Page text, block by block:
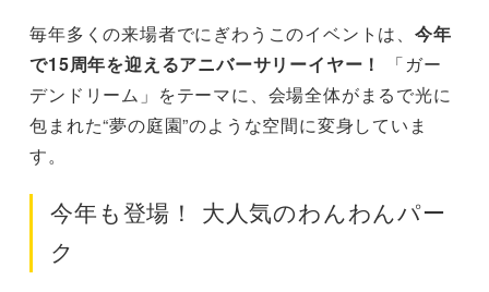
毎年多くの来場者でにぎわうこのイベントは、 今年
で15周年を迎えるアニバーサリーイヤー！
「ガー
デンドリーム」をテーマに、会場全体がまるで光に
包まれた“夢の庭園”のような空間に変身していま
す。
今年も登場！ 大人気のわんわんパー
ク